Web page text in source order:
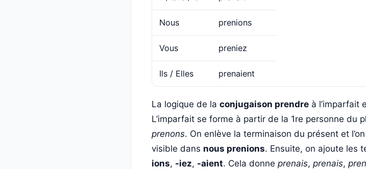
Nous prenions
Vous preniez
Ils / Elles prenaient
La logique de la conjugaison prendre à l’imparfait
L’imparfait se forme à partir de la 1re personne du
prenons. On enlève la terminaison du présent et
visible dans nous prenions. Ensuite, on ajoute les
ions, -iez, -aient. Cela donne prenais, prenais,